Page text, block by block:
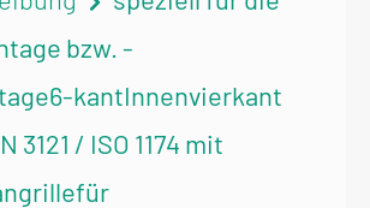
bzw. -
kantInnenvierkant
3121 / ISO 1174 mit